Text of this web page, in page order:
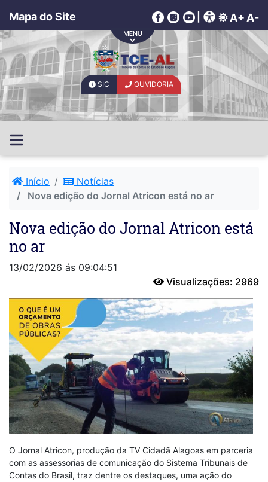
Mapa do Site A+ A-
SIC OUVIDORIA
Início
Notícias
Nova edição do Jornal Atricon está no ar
Nova edição do Jornal Atricon está
no ar
13/02/2026 ás 09:04:51
Visualizações: 2969
O Jornal Atricon, produção da TV Cidadã Alagoas em parceria
com as assessorias de comunicação do Sistema Tribunais de
Contas do Brasil, traz dentre os destaques, uma ação do